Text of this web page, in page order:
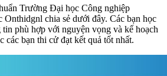
Trường Đại học Công nghiệp
chia sẻ dưới đây. Các bạn học
tin phù hợp với nguyện vọng và kế hoạch
các bạn thi cử đạt kết quả tốt nhất.